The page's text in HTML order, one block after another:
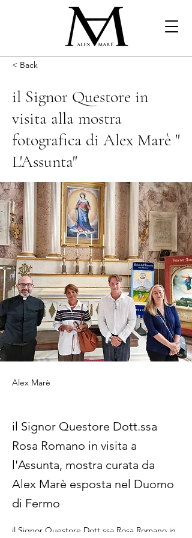
< Back
il Signor Questore in
visita alla mostra
fotografica di Alex Marè "
L'Assunta"
Alex Marè
il Signor Questore Dott.ssa
Rosa Romano in visita a
l'Assunta, mostra curata da
Alex Marè esposta nel Duomo
di Fermo
il Signor Questore Dott.ssa Rosa Romano in